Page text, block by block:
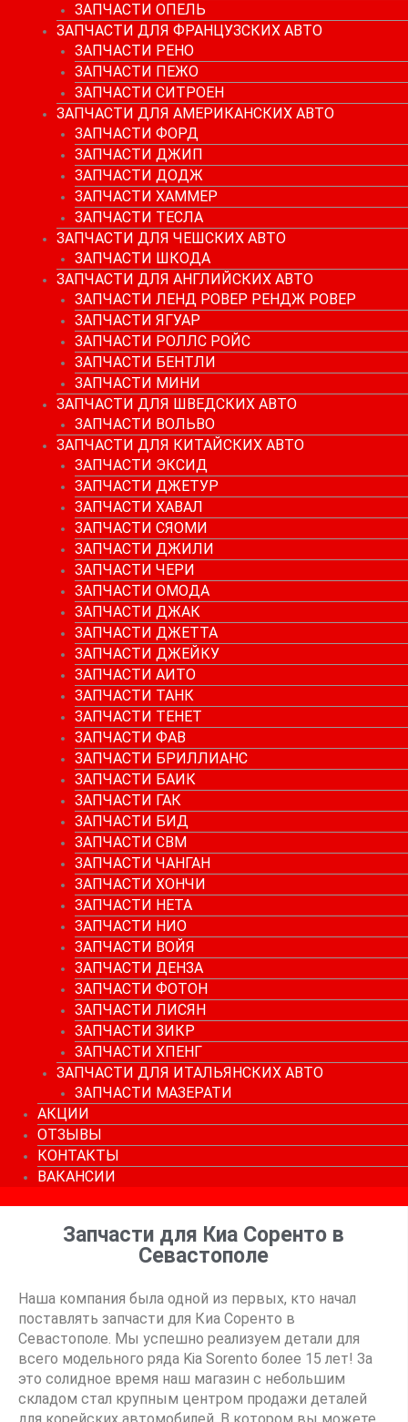
ЗАПЧАСТИ ОПЕЛЬ
ЗАПЧАСТИ ДЛЯ ФРАНЦУЗСКИХ АВТО
ЗАПЧАСТИ РЕНО
ЗАПЧАСТИ ПЕЖО
ЗАПЧАСТИ СИТРОЕН
ЗАПЧАСТИ ДЛЯ АМЕРИКАНСКИХ АВТО
ЗАПЧАСТИ ФОРД
ЗАПЧАСТИ ДЖИП
ЗАПЧАСТИ ДОДЖ
ЗАПЧАСТИ ХАММЕР
ЗАПЧАСТИ ТЕСЛА
ЗАПЧАСТИ ДЛЯ ЧЕШСКИХ АВТО
ЗАПЧАСТИ ШКОДА
ЗАПЧАСТИ ДЛЯ АНГЛИЙСКИХ АВТО
ЗАПЧАСТИ ЛЕНД РОВЕР РЕНДЖ РОВЕР
ЗАПЧАСТИ ЯГУАР
ЗАПЧАСТИ РОЛЛС РОЙС
ЗАПЧАСТИ БЕНТЛИ
ЗАПЧАСТИ МИНИ
ЗАПЧАСТИ ДЛЯ ШВЕДСКИХ АВТО
ЗАПЧАСТИ ВОЛЬВО
ЗАПЧАСТИ ДЛЯ КИТАЙСКИХ АВТО
ЗАПЧАСТИ ЭКСИД
ЗАПЧАСТИ ДЖЕТУР
ЗАПЧАСТИ ХАВАЛ
ЗАПЧАСТИ СЯОМИ
ЗАПЧАСТИ ДЖИЛИ
ЗАПЧАСТИ ЧЕРИ
ЗАПЧАСТИ ОМОДА
ЗАПЧАСТИ ДЖАК
ЗАПЧАСТИ ДЖЕТТА
ЗАПЧАСТИ ДЖЕЙКУ
ЗАПЧАСТИ АИТО
ЗАПЧАСТИ ТАНК
ЗАПЧАСТИ ТЕНЕТ
ЗАПЧАСТИ ФАВ
ЗАПЧАСТИ БРИЛЛИАНС
ЗАПЧАСТИ БАИК
ЗАПЧАСТИ ГАК
ЗАПЧАСТИ БИД
ЗАПЧАСТИ СВМ
ЗАПЧАСТИ ЧАНГАН
ЗАПЧАСТИ ХОНЧИ
ЗАПЧАСТИ НЕТА
ЗАПЧАСТИ НИО
ЗАПЧАСТИ ВОЙЯ
ЗАПЧАСТИ ДЕНЗА
ЗАПЧАСТИ ФОТОН
ЗАПЧАСТИ ЛИСЯН
ЗАПЧАСТИ ЗИКР
ЗАПЧАСТИ ХПЕНГ
ЗАПЧАСТИ ДЛЯ ИТАЛЬЯНСКИХ АВТО
ЗАПЧАСТИ МАЗЕРАТИ
АКЦИИ
ОТЗЫВЫ
КОНТАКТЫ
ВАКАНСИИ
Запчасти для Киа Соренто в
Севастополе
Наша компания была одной из первых, кто начал
поставлять запчасти для Киа Соренто в
Севастополе. Мы успешно реализуем детали для
всего модельного ряда Kia Sorento более 15 лет! За
это солидное время наш магазин с небольшим
складом стал крупным центром продажи деталей